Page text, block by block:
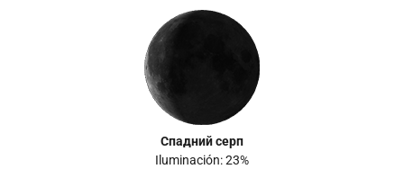
Спадний серп
Iluminación: 23%